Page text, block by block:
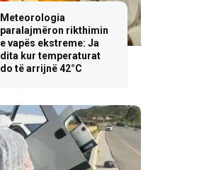
Meteorologia
paralajmëron rikthimin
e vapës ekstreme: Ja
dita kur temperaturat
do të arrijnë 42°C